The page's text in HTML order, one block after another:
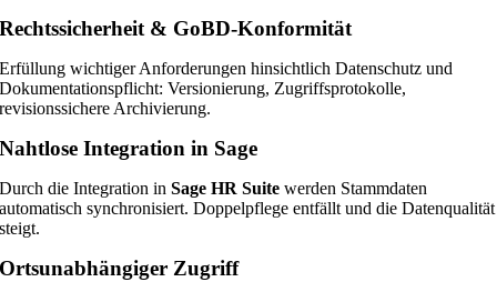
Rechtssicherheit & GoBD-Konformität
Erfüllung wichtiger Anforderungen hinsichtlich Datenschutz und
Dokumentationspflicht: Versionierung, Zugriffsprotokolle,
revisionssichere Archivierung.
Nahtlose Integration in Sage
Durch die Integration inSage HR Suite werden Stammdaten
automatisch synchronisiert. Doppelpflege entfällt und die Datenqualität
steigt.
Ortsunabhängiger Zugriff